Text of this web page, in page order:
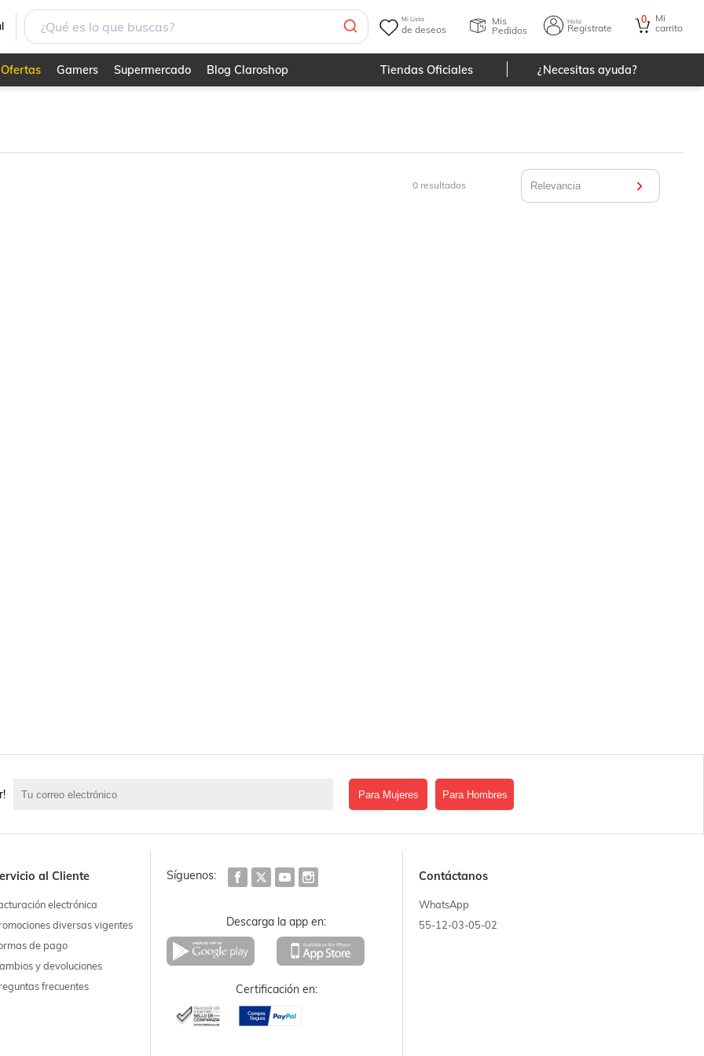
Mi Lista
de deseos
Mis
Pedidos
Hola
Registrate
0
Mi
carrito
Ofertas Gamers Supermercado Blog Claroshop Tiendas Oficiales ¿Necesitas ayuda?
0resultados
Para Mujeres Para Hombres
al Cliente
electrónica
diversas vigentes
de pago
y devoluciones
frecuentes
Síguenos:
Descarga la app en:
Certificación en:
Contáctanos
WhatsApp
55-12-03-05-02